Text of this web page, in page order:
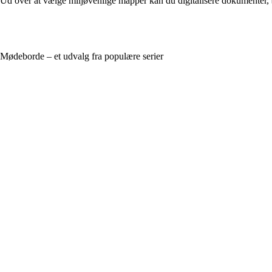
Mødeborde – et udvalg fra populære serier